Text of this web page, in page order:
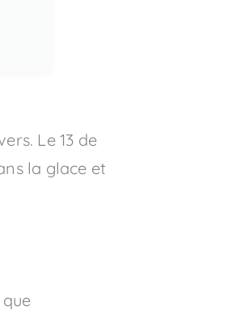
Le 13 de
la glace et
que